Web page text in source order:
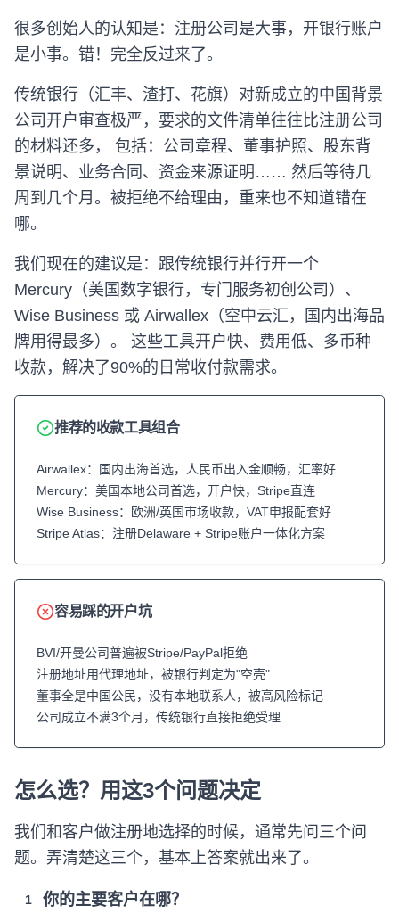
很多创始人的认知是：注册公司是大事，开银行账户
是小事。错！完全反过来了。
传统银行（汇丰、渣打、花旗）对新成立的中国背景
公司开户审查极严，要求的文件清单往往比注册公司
的材料还多， 包括：公司章程、董事护照、股东背
景说明、业务合同、资金来源证明…… 然后等待几
周到几个月。被拒绝不给理由，重来也不知道错在
哪。
我们现在的建议是：跟传统银行并行开一个
Mercury（美国数字银行，专门服务初创公司）、
Wise Business 或 Airwallex（空中云汇，国内出海品
牌用得最多）。 这些工具开户快、费用低、多币种
收款，解决了90%的日常收付款需求。
推荐的收款工具组合
Airwallex：国内出海首选，人民币出入金顺畅，汇率好
Mercury：美国本地公司首选，开户快，Stripe直连
Wise Business：欧洲/英国市场收款，VAT申报配套好
Stripe Atlas：注册Delaware + Stripe账户一体化方案
容易踩的开户坑
BVI/开曼公司普遍被Stripe/PayPal拒绝
注册地址用代理地址，被银行判定为"空壳"
董事全是中国公民，没有本地联系人，被高风险标记
公司成立不满3个月，传统银行直接拒绝受理
怎么选？用这3个问题决定
我们和客户做注册地选择的时候，通常先问三个问
题。弄清楚这三个，基本上答案就出来了。
1 你的主要客户在哪？